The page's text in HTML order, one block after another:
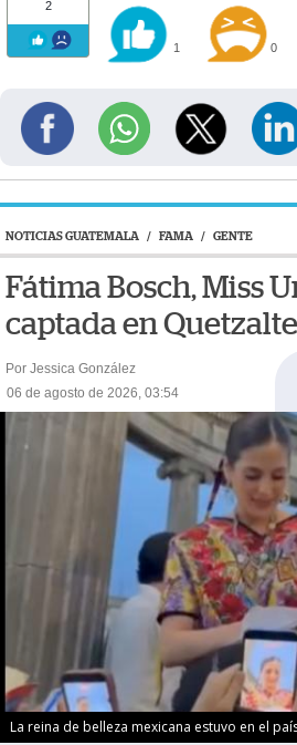
2
1 0
NOTICIAS GUATEMALA / FAMA / GENTE
Fátima Bosch, Miss
captada en
Por Jessica González
06 de agosto de 2026, 03:54
La reina de belleza mexicana estuvo en el